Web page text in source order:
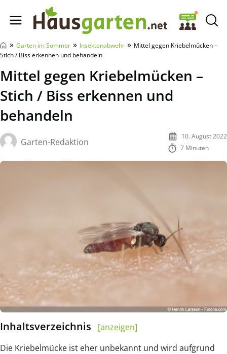
Hausgarten.net
» Garten im Sommer » Insektenabwehr » Mittel gegen Kriebelmücken –
Stich / Biss erkennen und behandeln
Mittel gegen Kriebelmücken –
Stich / Biss erkennen und
behandeln
Garten-Redaktion
10. August 2022
7 Minuten
Inhaltsverzeichnis
[anzeigen]
Die Kriebelmücke ist eher unbekannt und wird aufgrund